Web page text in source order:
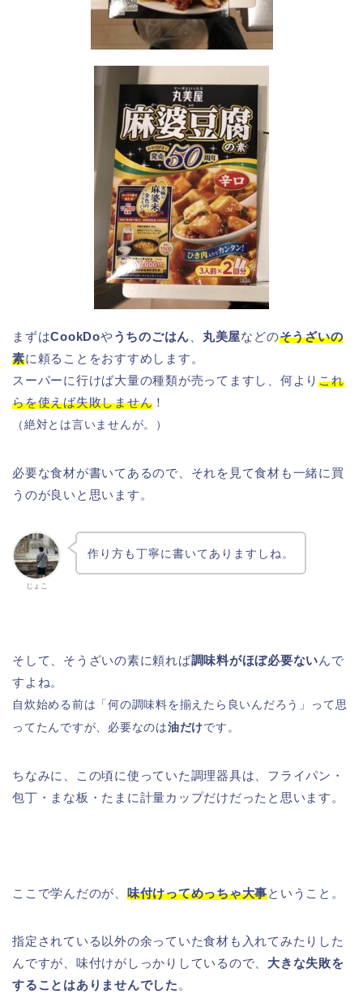
まずはCookDoやうちのごはん 丸美屋などのそうざいの
素に頼ることをおすすめします。
スーパーに行けば大量の種類が売ってますし、何よりこれ
らを使えば失敗しません ！
（絶対とは言いませんが。）
必要な食材が書いてあるので、それを見て食材も一緒に買
うのが良いと思います。
じょこ
作り方も丁寧に書いてありますしね。
そして、そうざいの素に頼れば調味料がほぼ必要ないんで
すよね。
自炊始める前は「何の調味料を揃えたら良いんだろう」って思
ってたんですが、必要なのは油だけです。
ちなみに、この頃に使っていた調理器具は、フライパン・
包丁・まな板・たまに計量カップだけだったと思います。
ここで学んだのが、 味付けってめっちゃ大事ということ。
指定されている以外の余っていた食材も入れてみたりした
んですが、味付けがしっかりしているので、 大きな失敗を
することはありませんでした。